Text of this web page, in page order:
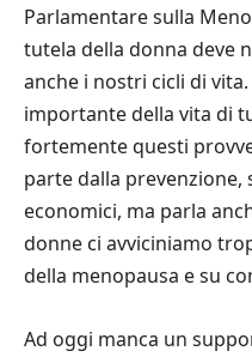
Parlamentare sulla
tutela della donna deve
anche i nostri cicli di
importante della vita di
fortemente questi
parte dalla prevenzione,
economici, ma parla
donne ci avviciniamo
della menopausa e su
Ad oggi manca un